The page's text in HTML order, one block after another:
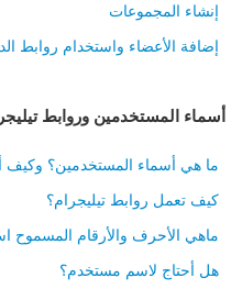
إنشاء المجموعات
إضافة الأعضاء واستخدام روابط
أسماء المستخدمين وروابط
ما هي أسماء المستخدمين؟
كيف تعمل روابط تيليجرام؟
ماهي الأحرف والأرقام المسموح
هل أحتاج لاسم مستخدم؟